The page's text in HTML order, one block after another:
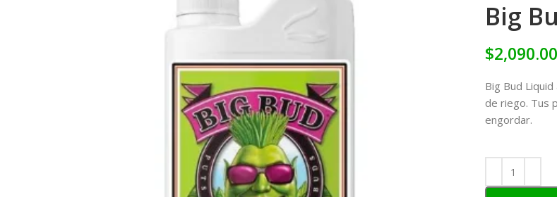
Big
$2,090.00
Big Bud
de riego. Tus
engordar.